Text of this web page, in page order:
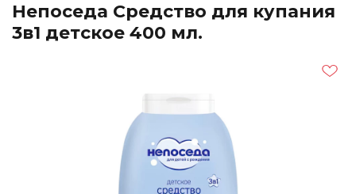
Непоседа Средство для купания
3в1 детское 400 мл.